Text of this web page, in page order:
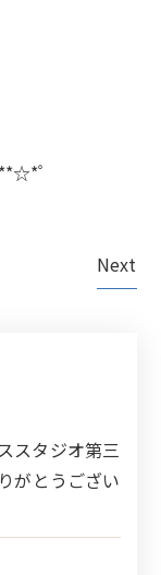
ﾟ
Next
スタジオ第三
がとうござい